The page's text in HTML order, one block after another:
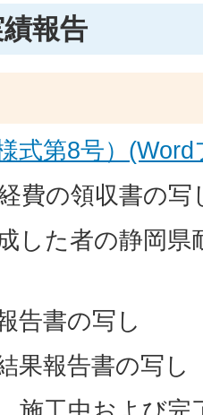
報告
式第8号）
費の領収書の写
した者の静岡県
告書の写し
果報告書の写し